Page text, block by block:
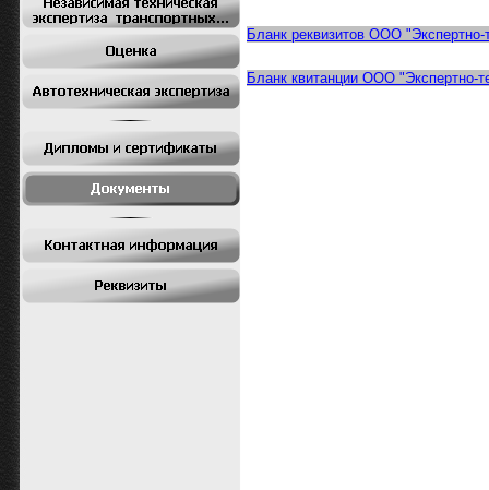
Бланк реквизитов ООО "Экспертно-
Бланк квитанции ООО "Экспертно-